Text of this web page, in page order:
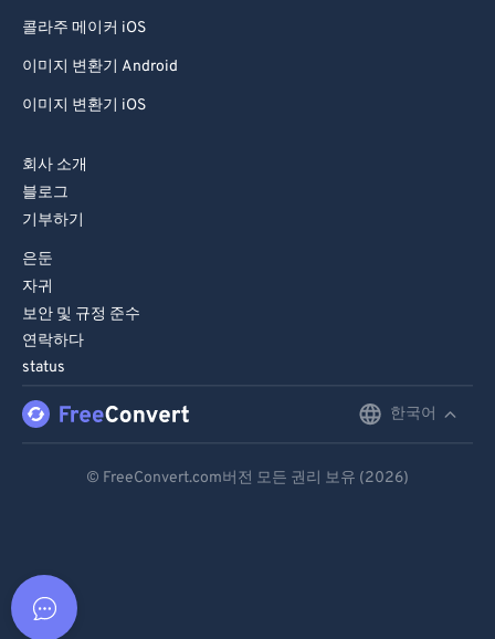
콜라주 메이커 iOS
이미지 변환기 Android
이미지 변환기 iOS
회사 소개
블로그
기부하기
은둔
자귀
보안 및 규정 준수
연락하다
status
한국어
© FreeConvert.com버전 모든 권리 보유 (2026)